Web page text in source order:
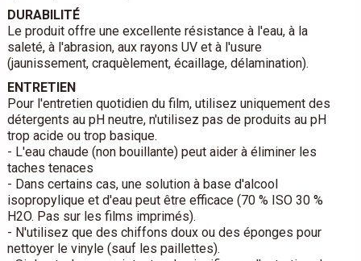
DURABILITÉ
Le produit offre une excellente résistance à l'eau, à la
saleté, à l'abrasion, aux rayons UV et à l'usure
(jaunissement, craquèlement, écaillage, délamination).
ENTRETIEN
Pour l'entretien quotidien du film, utilisez uniquement des
détergents au pH neutre, n'utilisez pas de produits au pH
trop acide ou trop basique.
- L'eau chaude (non bouillante) peut aider à éliminer les
taches tenaces
- Dans certains cas, une solution à base d'alcool
isopropylique et d'eau peut être efficace (70 % ISO 30 %
H2O. Pas sur les films imprimés).
- N'utilisez que des chiffons doux ou des éponges pour
nettoyer le vinyle (sauf les paillettes).